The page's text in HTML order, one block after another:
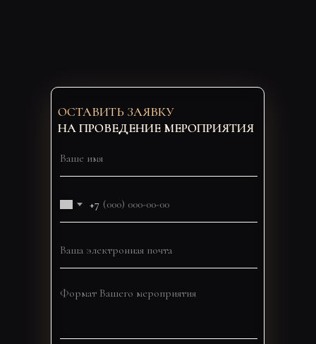
+7
ОСТАВИТЬ ЗАЯВКУ
НА ПРОВЕДЕНИЕ МЕРОПРИЯТИЯ